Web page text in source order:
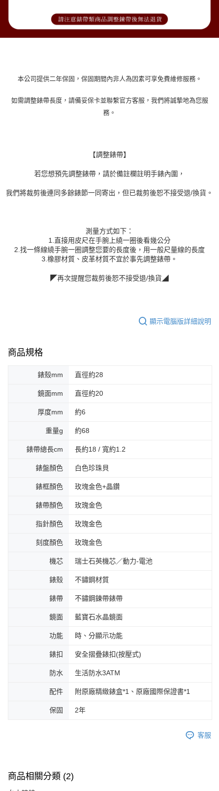
本公司提供二年保固，保固期間內非人為因素可享免費維修服務。
如需調整錶帶長度，請備妥保卡並聯繫官方客服，我們將誠摯地為您服
務。
【調整錶帶】
若您想預先調整錶帶，請於備註欄註明手錶內圍，
我們將裁剪後連同多餘錶節一同寄出，但已裁剪後恕不接受退/換貨。
測量方式如下：
1.直接用皮尺在手腕上繞一圈後看幾公分
2.找一條線繞手腕一圈調整您要的長度後，用一般尺量線的長度
3.橡膠材質、皮革材質不宜於事先調整錶帶。
◤再次提醒您裁剪後恕不接受退/換貨◢
顯示電腦版詳細說明
商品規格
錶殼mm 直徑約28
鏡面mm 直徑約20
厚度mm 約6
重量g 約68
錶帶總長cm 長約18 / 寬約1.2
錶盤顏色 白色珍珠貝
錶框顏色 玫塊金色+晶鑽
錶帶顏色 玫瑰金色
指針顏色 玫瑰金色
刻度顏色 玫瑰金色
機芯 瑞士石英機芯／動力-電池
錶殼 不鏽鋼材質
錶帶 不鏽鋼鍊帶錶帶
鏡面 藍寶石水晶鏡面
功能 時、分顯示功能
錶扣 安全摺疊錶扣(按壓式)
防水 生活防水3ATM
配件 附原廠精緻錶盒*1、原廠國際保證書*1
保固 2年
客服
商品相關分類 (2)